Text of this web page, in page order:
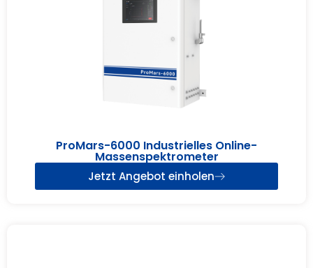
ProMars-6000 Industrielles Online-
Massenspektrometer
Jetzt Angebot einholen